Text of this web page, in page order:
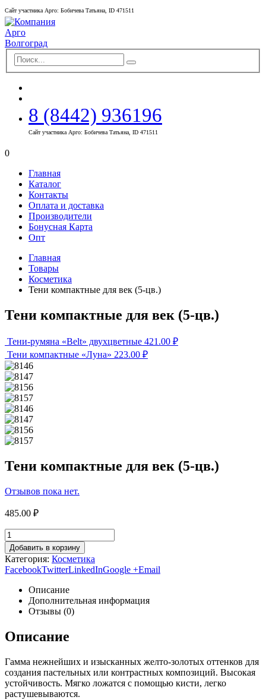
Сайт участника Арго: Бобичева Татьяна, ID 471511
8 (8442) 936196
Сайт участника Арго: Бобичева Татьяна, ID 471511
0
Главная
Каталог
Контакты
Оплата и доставка
Производители
Бонусная Карта
Опт
Главная
Товары
Косметика
Тени компактные для век (5-цв.)
Тени компактные для век (5-цв.)
Тени-румяна «Belt» двухцветные 421.00 ₽
Тени компактные «Луна» 223.00 ₽
Тени компактные для век (5-цв.)
Отзывов пока нет.
485.00 ₽
Добавить в корзину
Категория: Косметика
FacebookTwitterLinkedInGoogle +Email
Описание
Дополнительная информация
Отзывы (0)
Описание
Гамма нежнейших и изысканных желто-золотых оттенков для
создания пастельных или контрастных композиций. Высокая
устойчивость. Мягко ложатся с помощью кисти, легко
растушевываются.